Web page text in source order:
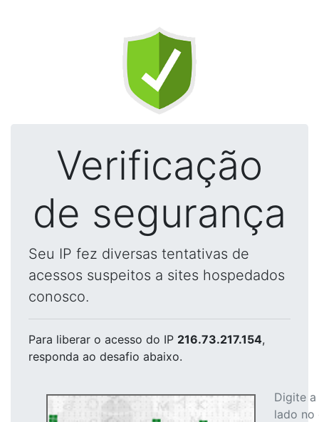
Verificação
de segurança
Seu IP fez diversas tentativas de
acessos suspeitos a sites hospedados
conosco.
Para liberar o acesso do IP 216.73.217.154,
responda ao desafio abaixo.
Digite
lado no